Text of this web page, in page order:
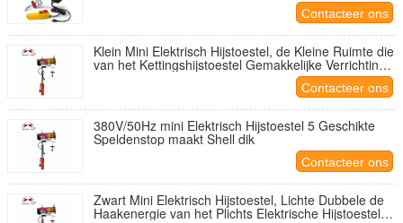
Contacteer ons
Klein Mini Elektrisch Hijstoestel, de Kleine Ruimte die
van het Kettingshijstoestel Gemakkelijke Verrichting
Contacteer ons
380V/50Hz mini Elektrisch Hijstoestel 5 Geschikte
Speldenstop maakt Shell dik
Contacteer ons
Zwart Mini Elektrisch Hijstoestel, Lichte Dubbele de
Haakenergie van het Plichts Elektrische Hijstoestel -